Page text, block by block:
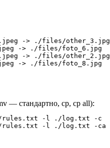
-> ./files/other_3.jpg
-> ./files/foto_6.jpg
-> ./files/other_2.jpg
-> ./files/foto_8.jpg
— стандартно, cp, cp all):
rules.txt -l ./log.txt -c